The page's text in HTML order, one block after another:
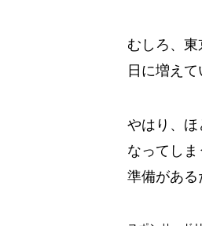
むしろ、
日に増えて
やはり、
なってし
準備がある